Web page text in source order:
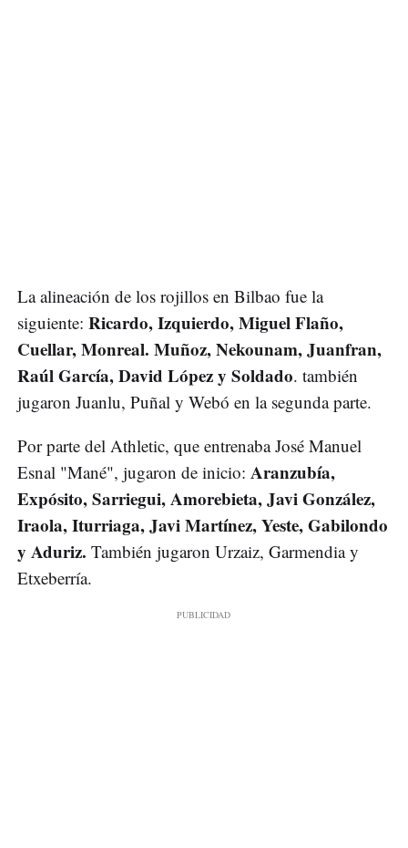
La alineación de los rojillos en Bilbao fue la
siguiente: Ricardo, Izquierdo, Miguel Flaño,
Cuellar, Monreal. Muñoz, Nekounam, Juanfran,
Raúl García, David López y Soldado. también
jugaron Juanlu, Puñal y Webó en la segunda parte.
Por parte del Athletic, que entrenaba José Manuel
Esnal "Mané", jugaron de inicio: Aranzubía,
Expósito, Sarriegui, Amorebieta, Javi González,
Iraola, Iturriaga, Javi Martínez, Yeste, Gabilondo
y Aduriz. También jugaron Urzaiz, Garmendia y
Etxeberría.